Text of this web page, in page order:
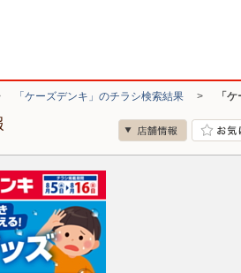
「ケーズデンキ」のチラシ検索結果 > 「